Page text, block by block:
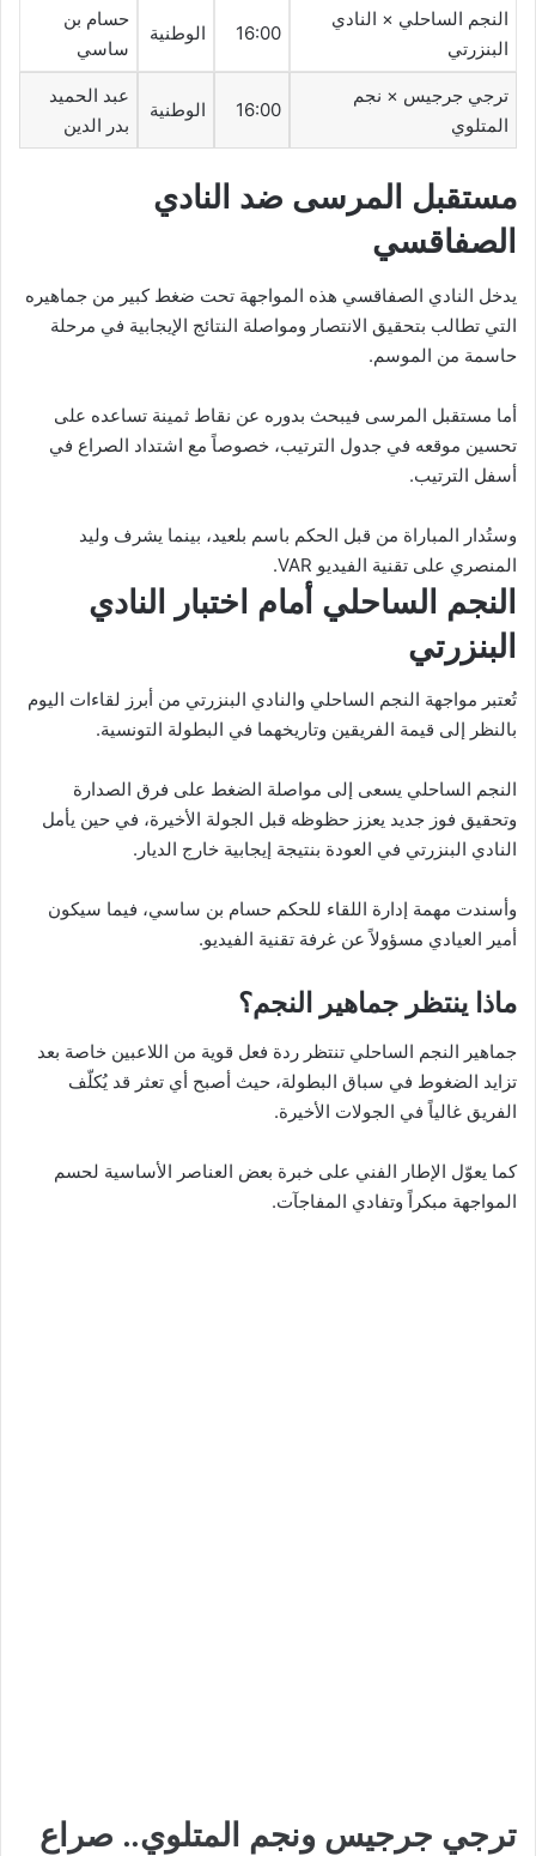
النجم الساحلي × النادي
البنزرتي
16:00 الوطنية
حسام بن
ساسي
ترجي جرجيس × نجم
المتلوي
16:00 الوطنية
عبد الحميد
بدر الدين
مستقبل المرسى ضد النادي
الصفاقسي
يدخل النادي الصفاقسي هذه المواجهة تحت ضغط كبير من جماهيره
التي تطالب بتحقيق الانتصار ومواصلة النتائج الإيجابية في مرحلة
حاسمة من الموسم.
أما مستقبل المرسى فيبحث بدوره عن نقاط ثمينة تساعده على
تحسين موقعه في جدول الترتيب، خصوصاً مع اشتداد الصراع في
أسفل الترتيب.
وستُدار المباراة من قبل الحكم باسم بلعيد، بينما يشرف وليد
المنصري على تقنية الفيديو VAR.
النجم الساحلي أمام اختبار النادي
البنزرتي
تُعتبر مواجهة النجم الساحلي والنادي البنزرتي من أبرز لقاءات اليوم
بالنظر إلى قيمة الفريقين وتاريخهما في البطولة التونسية.
النجم الساحلي يسعى إلى مواصلة الضغط على فرق الصدارة
وتحقيق فوز جديد يعزز حظوظه قبل الجولة الأخيرة، في حين يأمل
النادي البنزرتي في العودة بنتيجة إيجابية خارج الديار.
وأسندت مهمة إدارة اللقاء للحكم حسام بن ساسي، فيما سيكون
أمير العيادي مسؤولاً عن غرفة تقنية الفيديو.
ماذا ينتظر جماهير النجم؟
جماهير النجم الساحلي تنتظر ردة فعل قوية من اللاعبين خاصة بعد
تزايد الضغوط في سباق البطولة، حيث أصبح أي تعثر قد يُكلّف
الفريق غالياً في الجولات الأخيرة.
كما يعوّل الإطار الفني على خبرة بعض العناصر الأساسية لحسم
المواجهة مبكراً وتفادي المفاجآت.
ترجي جرجيس ونجم المتلوي.. صراع